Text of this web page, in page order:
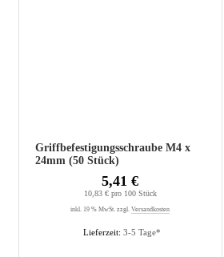
Griffbefestigungsschraube M4 x
24mm (50 Stück)
Lieferzeit:3-5 Tage*
5,41 €
10,83 € pro 100 Stück
inkl. 19 % MwSt. zzgl.Versandkosten